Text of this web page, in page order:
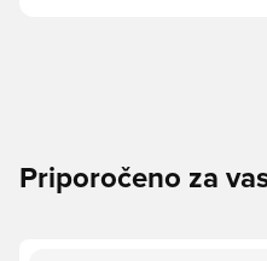
Priporočeno za